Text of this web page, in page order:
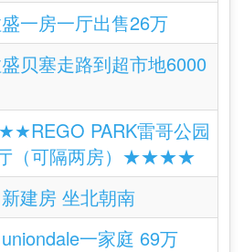
一房一厅出售26万
贝塞走路到超市地6000
PARK雷哥公园
厅（可隔两房）★★★★
建房 坐北朝南
一家庭 69万